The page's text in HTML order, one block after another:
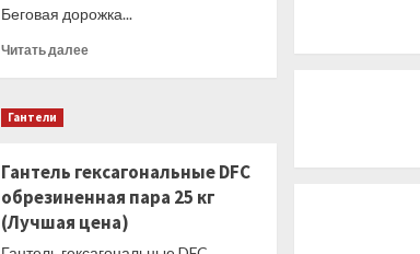
Беговая дорожка...
Читать далееПрочитать
ALF
1400
(Лучшая
цена)
Гантели
Гантель гексагональные DFC
обрезиненная пара 25 кг
(Лучшая цена)